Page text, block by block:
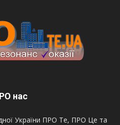
нас
України ПРО Те, ПРО Це та